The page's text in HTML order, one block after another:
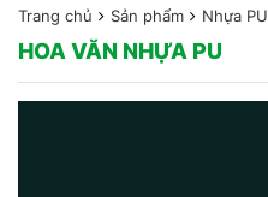
Trang chủ Sản phẩm Nhựa PU
HOA VĂN NHỰA PU